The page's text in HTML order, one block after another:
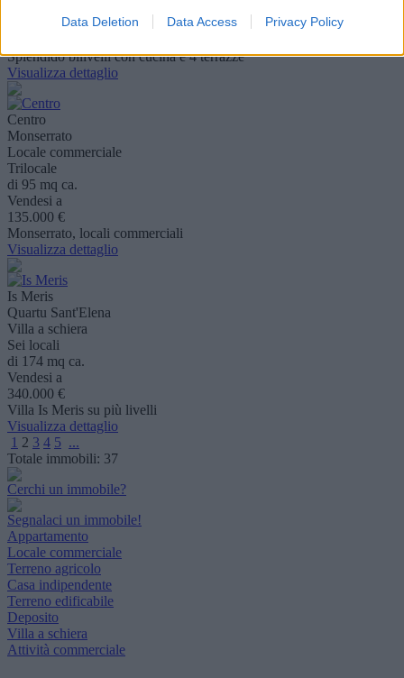
Data Deletion Data Access Privacy Policy
Splendido bilivelli con cucina e 4 terrazze
Visualizza dettaglio
Centro
Monserrato
Locale commerciale
Trilocale
di 95 mq ca.
Vendesi a
135.000 €
Monserrato, locali commerciali
Visualizza dettaglio
Is Meris
Quartu Sant'Elena
Villa a schiera
Sei locali
di 174 mq ca.
Vendesi a
340.000 €
Villa Is Meris su più livelli
Visualizza dettaglio
1 2 3 4 5 ...
Totale immobili: 37
Cerchi un immobile?
Segnalaci un immobile!
Appartamento
Locale commerciale
Terreno agricolo
Casa indipendente
Terreno edificabile
Deposito
Villa a schiera
Attività commerciale